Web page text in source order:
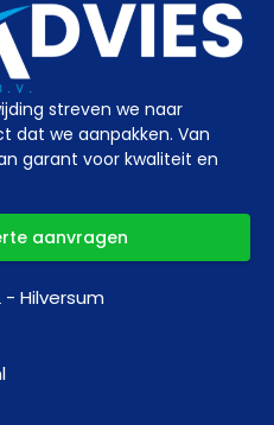
streven we naar
dat we aanpakken. Van
garant voor kwaliteit en
aanvragen
- Hilversum